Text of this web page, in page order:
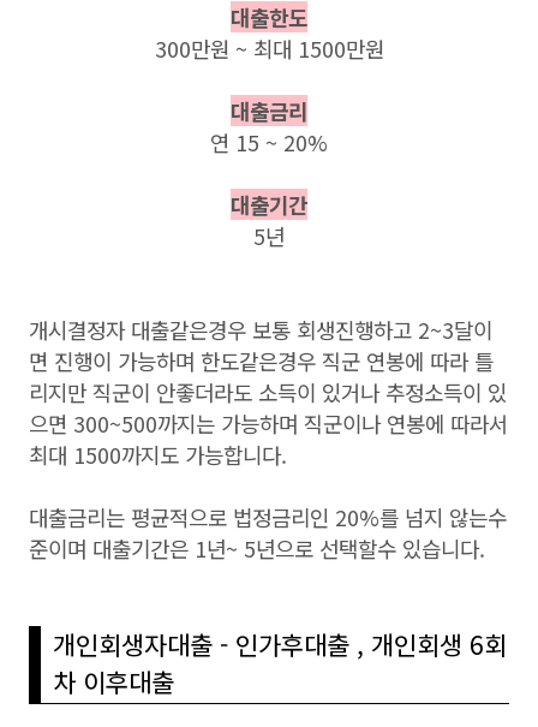
대출한도
300만원 ~ 최대 1500만원
대출금리
연 15 ~ 20%
대출기간
5년
개시결정자 대출같은경우 보통 회생진행하고 2~3달이
면 진행이 가능하며 한도같은경우 직군 연봉에 따라 틀
리지만 직군이 안좋더라도 소득이 있거나 추정소득이 있
으면 300~500까지는 가능하며 직군이나 연봉에 따라서
최대 1500까지도 가능합니다.
대출금리는 평균적으로 법정금리인 20%를 넘지 않는수
준이며 대출기간은 1년~ 5년으로 선택할수 있습니다.
개인회생자대출 - 인가후대출 , 개인회생 6회
차 이후대출